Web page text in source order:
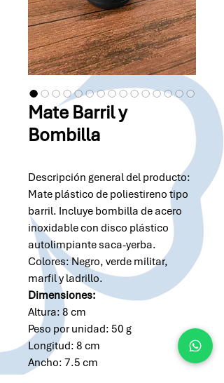
Mate Barril y
Bombilla
Descripción general del producto:
Mate plástico de poliestireno tipo
barril. Incluye bombilla de acero
inoxidable con disco plástico
autolimpiante saca-yerba.
Colores: Negro, verde militar,
marfil y ladrillo.
Dimensiones:
Altura: 8 cm
Peso por unidad: 50 g
Longitud: 8 cm
Ancho: 7.5 cm